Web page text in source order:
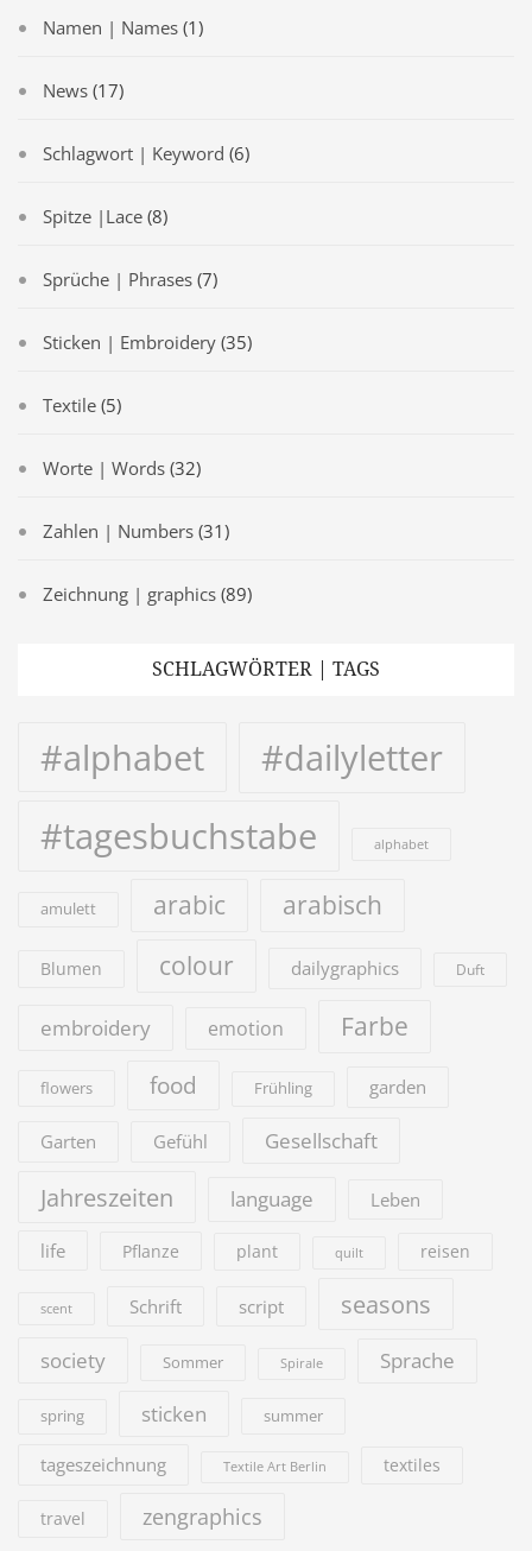
Namen | Names (1)
News (17)
Schlagwort | Keyword (6)
Spitze |Lace (8)
Sprüche | Phrases (7)
Sticken | Embroidery (35)
Textile (5)
Worte | Words (32)
Zahlen | Numbers (31)
Zeichnung | graphics (89)
SCHLAGWÖRTER | TAGS
#alphabet
#dailyletter
#tagesbuchstabe
alphabet
amulett arabic arabisch
Blumen colour dailygraphics Duft
embroidery emotion Farbe
flowers food Frühling garden
Garten Gefühl Gesellschaft
Jahreszeiten language Leben
life Pflanze plant quilt reisen
scent Schrift script seasons
society Sommer Spirale Sprache
spring sticken summer
tageszeichnung Textile Art Berlin textiles
travel zengraphics